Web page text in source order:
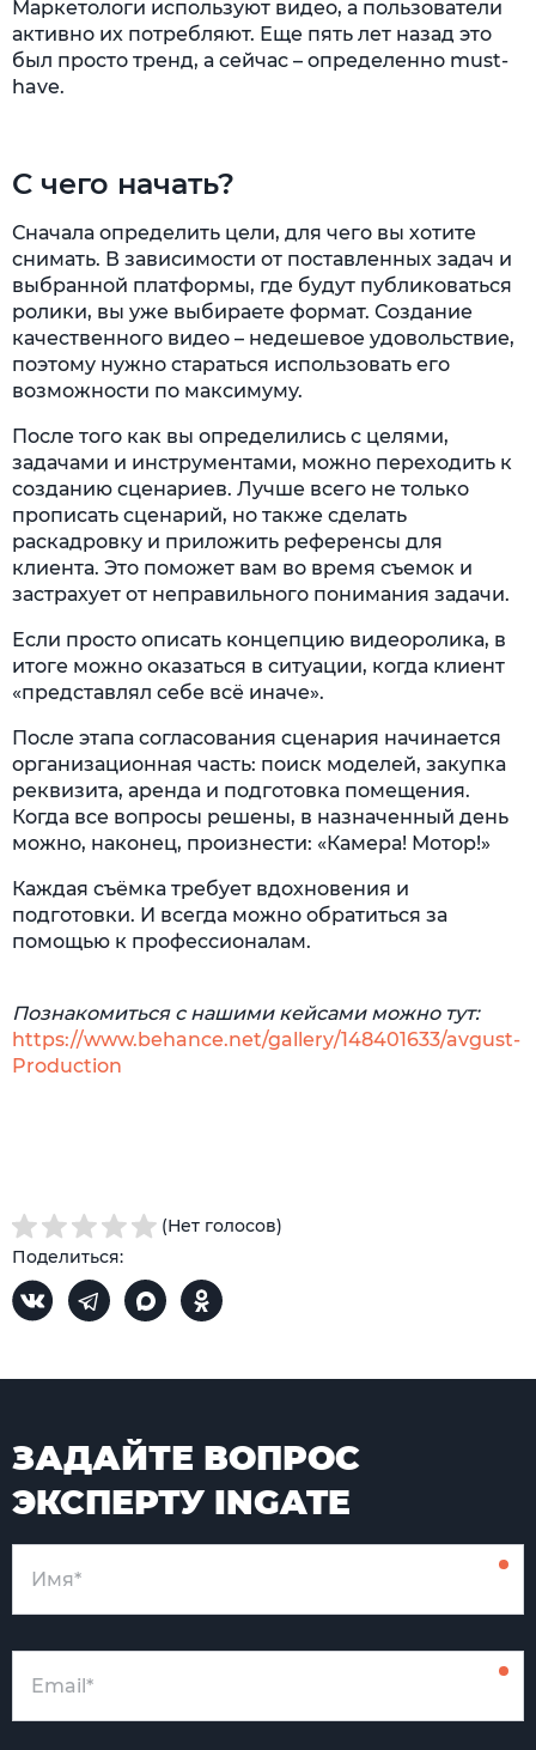
Маркетологи используют видео, а пользователи
активно их потребляют. Еще пять лет назад это
был просто тренд, а сейчас – определенно must-
have.
С чего начать?
Сначала определить цели, для чего вы хотите
снимать. В зависимости от поставленных задач и
выбранной платформы, где будут публиковаться
ролики, вы уже выбираете формат. Создание
качественного видео – недешевое удовольствие,
поэтому нужно стараться использовать его
возможности по максимуму.
После того как вы определились с целями,
задачами и инструментами, можно переходить к
созданию сценариев. Лучше всего не только
прописать сценарий, но также сделать
раскадровку и приложить референсы для
клиента. Это поможет вам во время съемок и
застрахует от неправильного понимания задачи.
Если просто описать концепцию видеоролика, в
итоге можно оказаться в ситуации, когда клиент
«представлял себе всё иначе».
После этапа согласования сценария начинается
организационная часть: поиск моделей, закупка
реквизита, аренда и подготовка помещения.
Когда все вопросы решены, в назначенный день
можно, наконец, произнести: «Камера! Мотор!»
Каждая съёмка требует вдохновения и
подготовки. И всегда можно обратиться за
помощью к профессионалам.
Познакомиться с нашими кейсами можно тут:
https://www.behance.net/gallery/148401633/avgust-
Production
(Нет голосов)
Поделиться:
ЗАДАЙТЕ ВОПРОС
ЭКСПЕРТУ INGATE